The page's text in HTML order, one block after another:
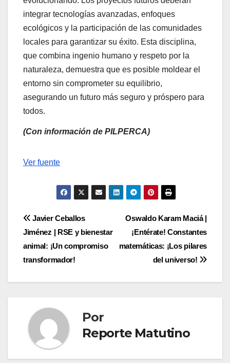
integrar tecnologías avanzadas, enfoques
ecológicos y la participación de las comunidades
locales para garantizar su éxito. Esta disciplina,
que combina ingenio humano y respeto por la
naturaleza, demuestra que es posible moldear el
entorno sin comprometer su equilibrio,
asegurando un futuro más seguro y próspero para
todos.
(Con información de PILPERCA)
Navegación
entradas
Ver fuente
Navegación
de
entradas
Oswaldo Karam Maciá |
¡Entérate! Constantes
matemáticas: ¡Los pilares
del universo!
Javier Ceballos
Jiménez | RSE y bienestar
animal: ¡Un compromiso
transformador!
Por
Reporte Matutino